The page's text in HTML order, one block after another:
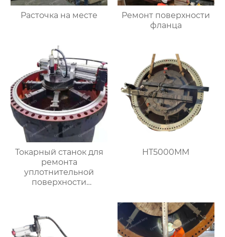
Расточка на месте
Ремонт поверхности
фланца
Токарный станок для
ремонта
уплотнительной
поверхности
HT5000MM